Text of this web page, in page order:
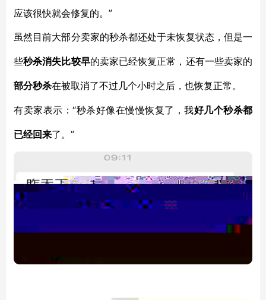
应该很快就会修复的。”
虽然目前大部分卖家的秒杀都还处于未恢复状态，但是一
些秒杀消失比较早的卖家已经恢复正常，还有一些卖家的
部分秒杀在被取消了不过几个小时之后，也恢复正常。
有卖家表示： “秒杀好像在慢慢恢复了，我好几个秒杀都
已经回来了。 ”